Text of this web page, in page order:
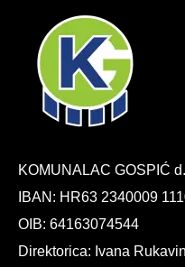
KOMUNALAC GOSPIĆ
IBAN: HR63 2340009
OIB: 64163074544
Direktorica: Ivana